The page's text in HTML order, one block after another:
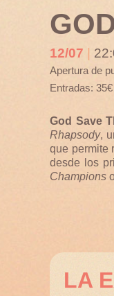
12/07
Apertura de
Entradas:
God Save
Rhapsody,
que permite
desde los
Champions
LA